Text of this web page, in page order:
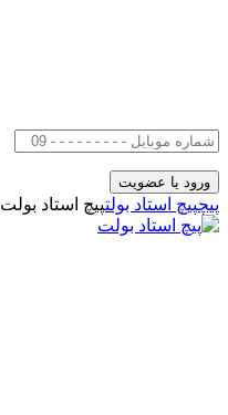
پیچپیچ استاد بولتپیچ استاد بولت